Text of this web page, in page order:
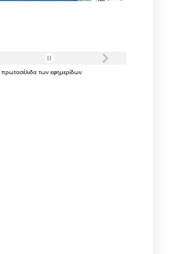
πρωτοσέλιδα των εφημερίδων